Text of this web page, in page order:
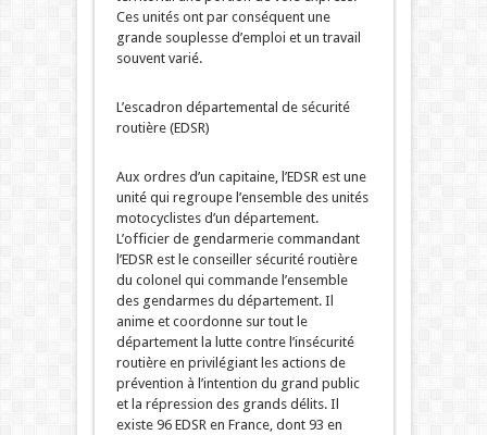
Ces unités ont par conséquent une
grande souplesse d’emploi et un travail
souvent varié.
L’escadron départemental de sécurité
routière (EDSR)
Aux ordres d’un capitaine, l’EDSR est une
unité qui regroupe l’ensemble des unités
motocyclistes d’un département.
L’officier de gendarmerie commandant
l’EDSR est le conseiller sécurité routière
du colonel qui commande l’ensemble
des gendarmes du département. Il
anime et coordonne sur tout le
département la lutte contre l’insécurité
routière en privilégiant les actions de
prévention à l’intention du grand public
et la répression des grands délits. Il
existe 96 EDSR en France, dont 93 en